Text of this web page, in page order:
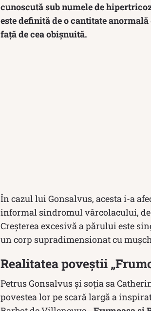
cunoscută sub numele de
este definită de o cantitate
față de cea obișnuită.
În cazul lui Gonsalvus, acesta i-a
informal sindromul vârcolacului,
Creșterea excesivă a părului este
un corp supradimensionat cu
Realitatea poveștii
Petrus Gonsalvus și soția sa
povestea lor pe scară largă a